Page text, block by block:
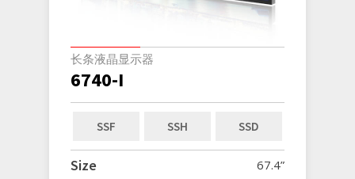
长条液晶显示器
6740-I
SSF SSH SSD
Size 67.4”